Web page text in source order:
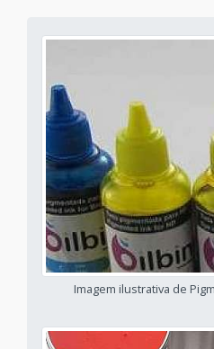
Imagem ilustrativa de